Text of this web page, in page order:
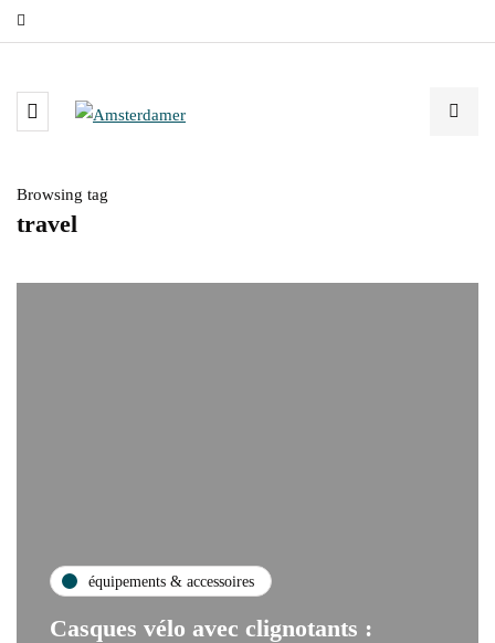
Browsing tag
travel
équipements & accessoires
Casques vélo avec clignotants :